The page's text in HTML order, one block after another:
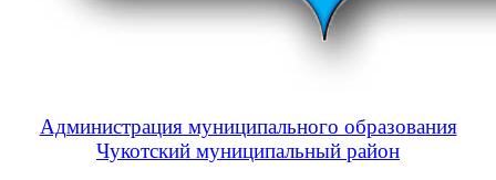
Администрация муниципального образования
Чукотский муниципальный район